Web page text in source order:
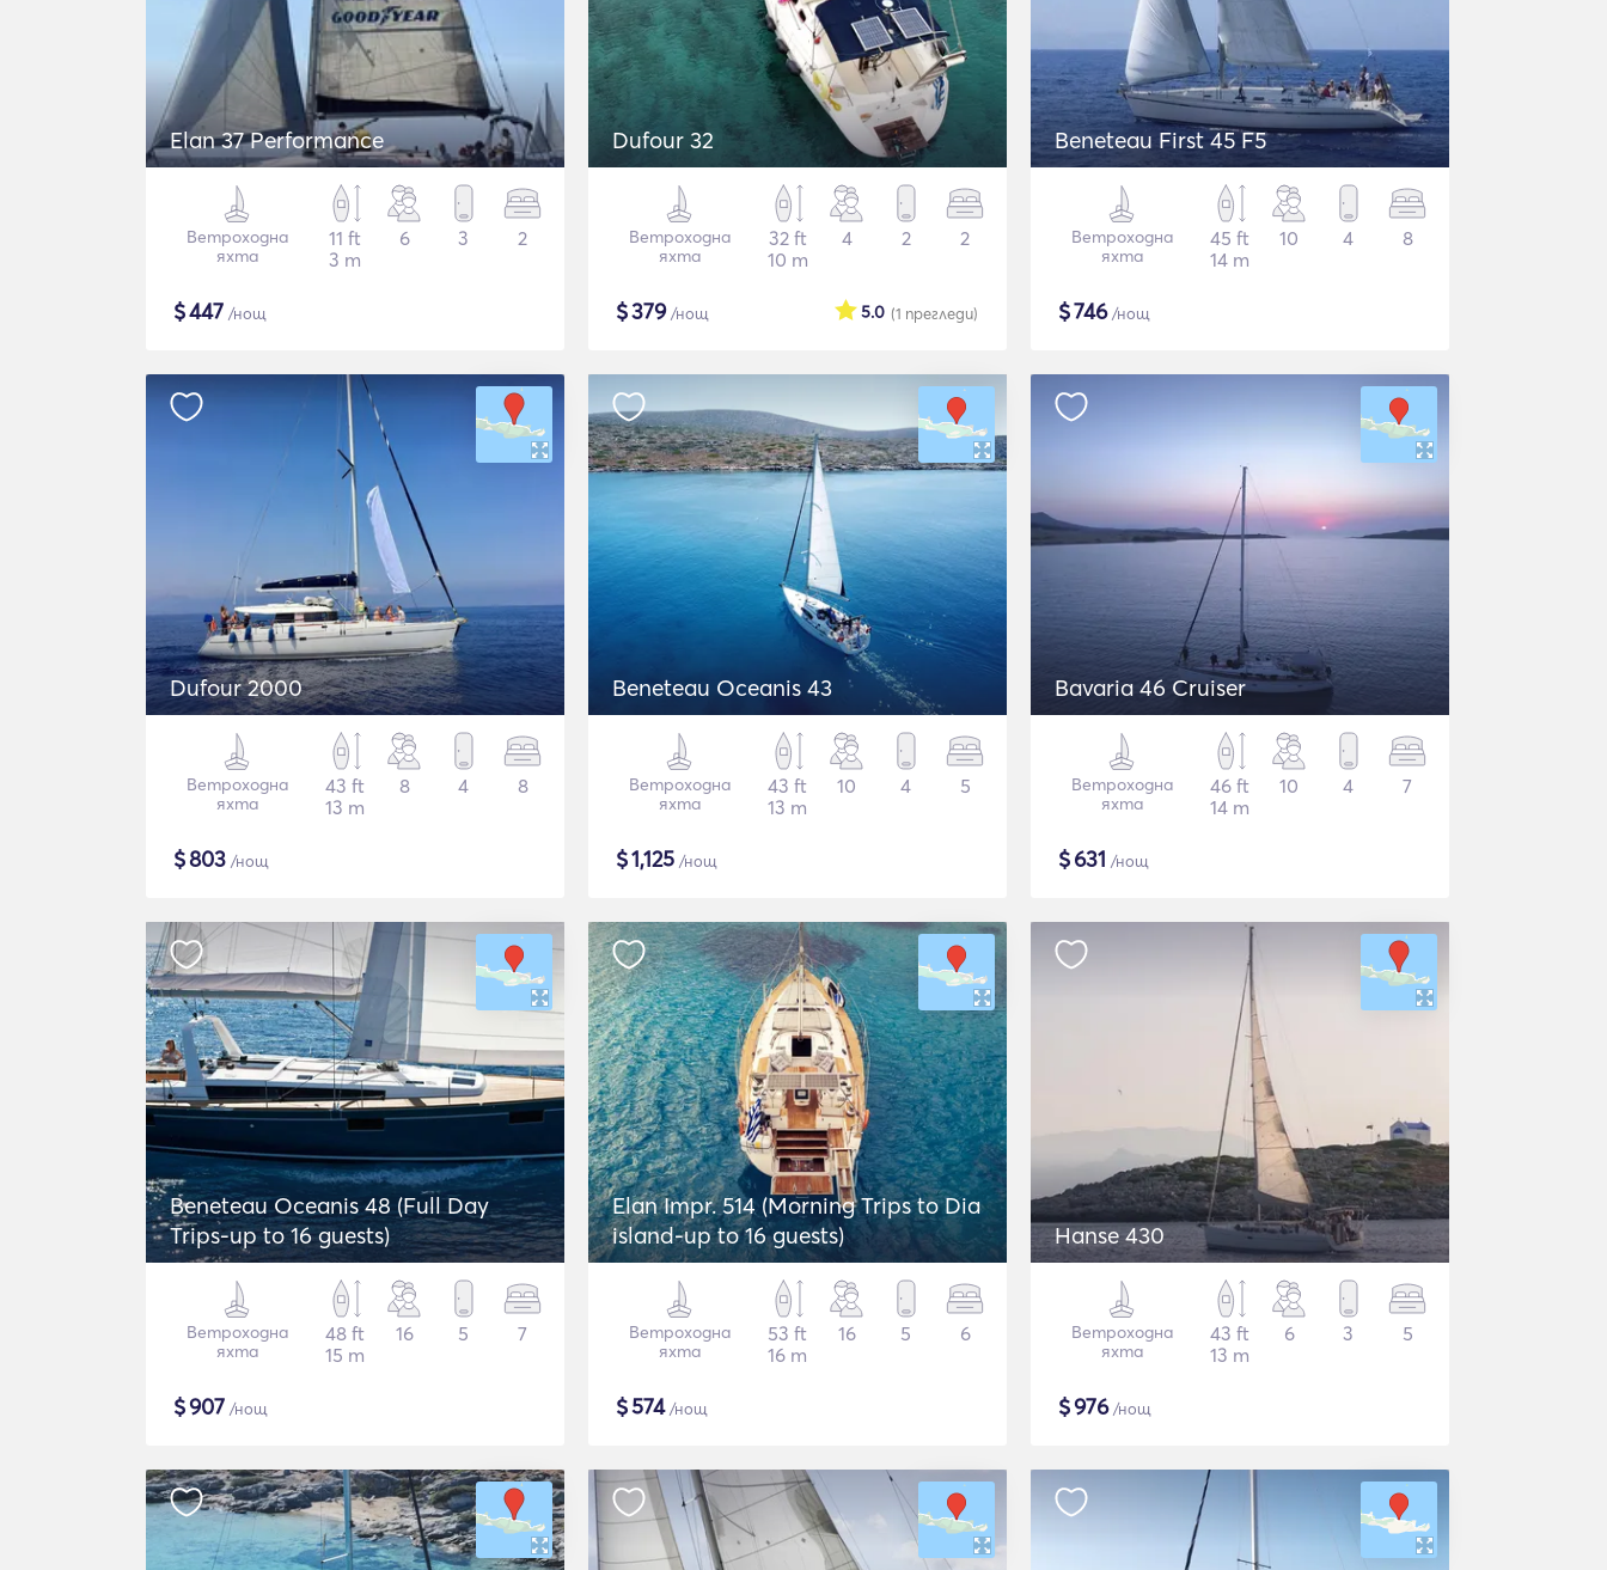
Elan 37 Performance
Ветроходна
яхта
11 ft
3 m
6 3 2
$447 /нощ
Dufour 32
Ветроходна
яхта
32 ft
10 m
4 2 2
$379/нощ (1 прегледи)
5.0
Beneteau First 45 F5
Ветроходна
яхта
45 ft
14 m
10 4 8
$746/нощ
Dufour 2000
Ветроходна
яхта
43 ft
13 m
8 4 8
$803 /нощ
Beneteau Oceanis 43
Ветроходна
яхта
43 ft
13 m
10 4 5
$1,125 /нощ
Bavaria 46 Cruiser
Ветроходна
яхта
46 ft
14 m
10 4 7
$631 /нощ
Beneteau Oceanis 48 (Full Day
Trips-up to 16 guests)
Ветроходна
яхта
48 ft
15 m
16 5 7
$907 /нощ
Elan Impr. 514 (Morning Trips to Dia
island-up to 16 guests)
Ветроходна
яхта
53 ft
16 m
16 5 6
$574/нощ
Hanse 430
Ветроходна
яхта
43 ft
13 m
6 3 5
$976/нощ